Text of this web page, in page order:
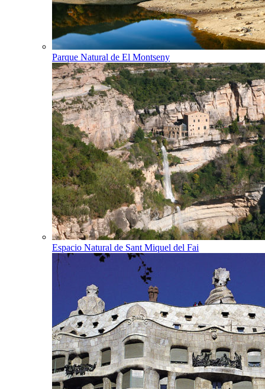
Parque Natural de El Montseny
Espacio Natural de Sant Miquel del Fai